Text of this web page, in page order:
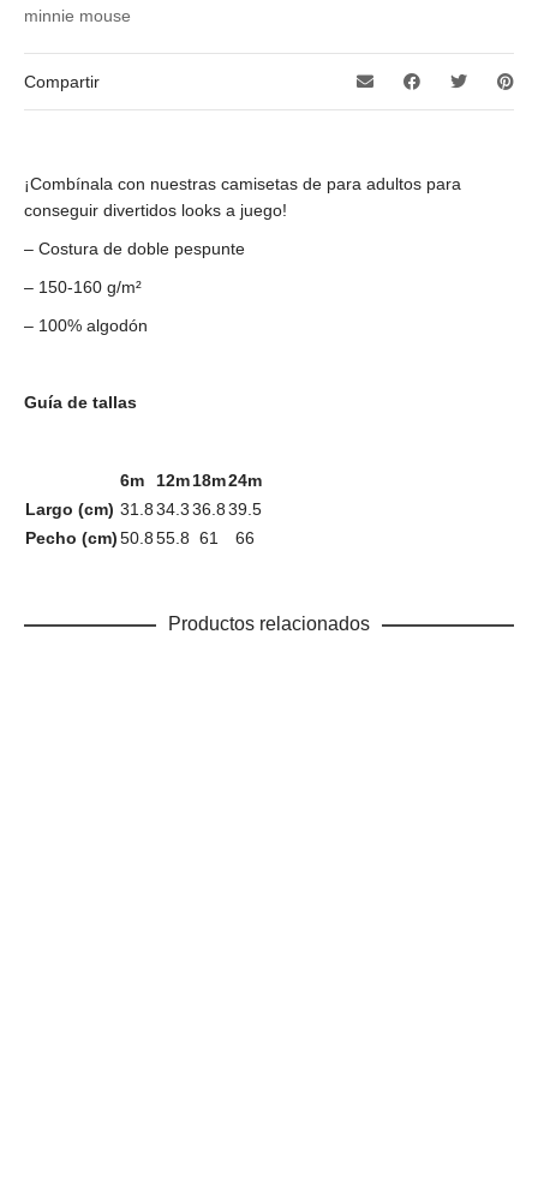
minnie mouse
Compartir
¡Combínala con nuestras camisetas de para adultos para
conseguir divertidos looks a juego!
– Costura de doble pespunte
– 150-160 g/m²
– 100% algodón
Guía de tallas
6m 12m18m24m
Largo (cm) 31.834.336.839.5
Pecho (cm)50.855.8 61 66
Productos relacionados